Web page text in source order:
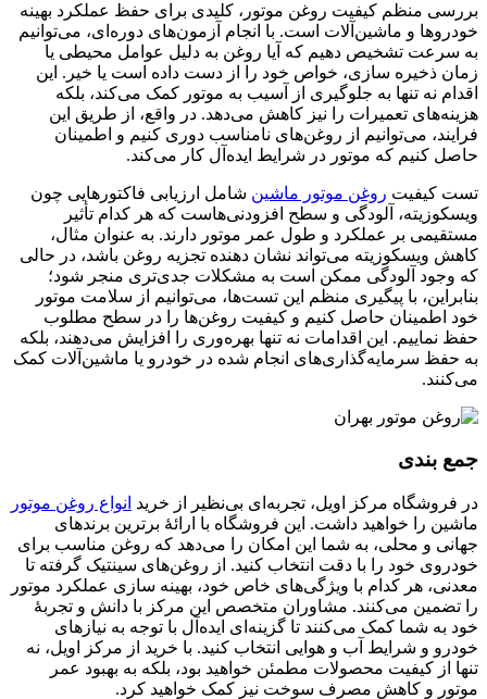
بررسی منظم کیفیت روغن موتور، کلیدی برای حفظ عملکرد بهینه
خودروها و ماشین‌آلات است. با انجام آزمون‌های دوره‌ای، می‌توانیم
به سرعت تشخیص دهیم که آیا روغن به دلیل عوامل محیطی یا
زمان ذخیره سازی، خواص خود را از دست داده است یا خیر. این
اقدام نه تنها به جلوگیری از آسیب به موتور کمک می‌کند، بلکه
هزینه‌های تعمیرات را نیز کاهش می‌دهد. در واقع، از طریق این
فرایند، می‌توانیم از روغن‌های نامناسب دوری کنیم و اطمینان
حاصل کنیم که موتور در شرایط ایده‌آل کار می‌کند.
تست کیفیت روغن موتور ماشین شامل ارزیابی فاکتورهایی چون
ویسکوزیته، آلودگی و سطح افزودنی‌هاست که هر کدام تأثیر
مستقیمی بر عملکرد و طول عمر موتور دارند. به عنوان مثال،
کاهش ویسکوزیته می‌تواند نشان دهنده تجزیه روغن باشد، در حالی
که وجود آلودگی ممکن است به مشکلات جدی‌تری منجر شود؛
بنابراین، با پیگیری منظم این تست‌ها، می‌توانیم از سلامت موتور
خود اطمینان حاصل کنیم و کیفیت روغن‌ها را در سطح مطلوب
حفظ نماییم. این اقدامات نه تنها بهره‌وری را افزایش می‌دهند، بلکه
به حفظ سرمایه‌گذاری‌های انجام شده در خودرو یا ماشین‌آلات کمک
می‌کنند.
جمع بندی
در فروشگاه مرکز اویل، تجربه‌ای بی‌نظیر از خرید انواع روغن موتور
ماشین را خواهید داشت. این فروشگاه با ارائهٔ برترین برندهای
جهانی و محلی، به شما این امکان را می‌دهد که روغن مناسب برای
خودروی خود را با دقت انتخاب کنید. از روغن‌های سینتیک گرفته تا
معدنی، هر کدام با ویژگی‌های خاص خود، بهینه سازی عملکرد موتور
را تضمین می‌کنند. مشاوران متخصص این مرکز با دانش و تجربهٔ
خود به شما کمک می‌کنند تا گزینه‌ای ایده‌آل با توجه به نیازهای
خودرو و شرایط آب و هوایی انتخاب کنید. با خرید از مرکز اویل، نه
تنها از کیفیت محصولات مطمئن خواهید بود، بلکه به بهبود عمر
موتور و کاهش مصرف سوخت نیز کمک خواهید کرد.